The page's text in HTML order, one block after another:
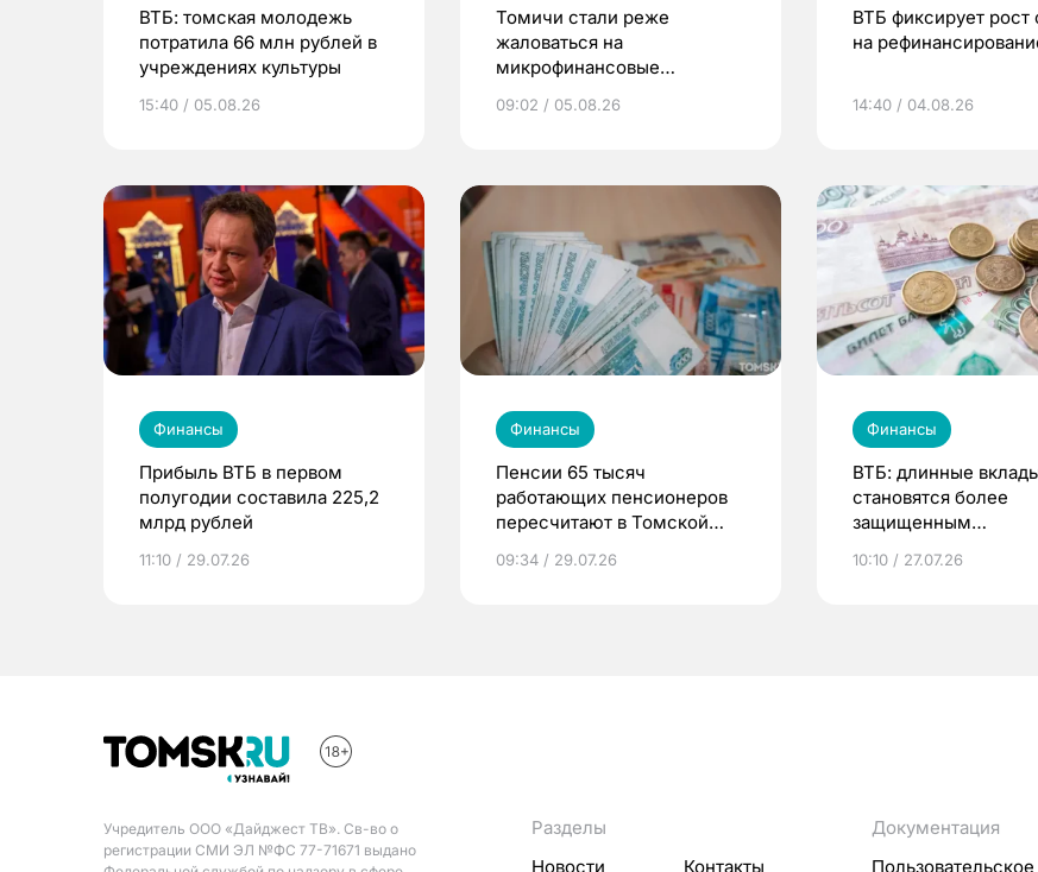
ВТБ: томская молодежь
потратила 66 млн рублей в
учреждениях культуры
15:40 / 05.08.26
Томичи стали реже
жаловаться на
микрофинансовые
09:02 / 05.08.26
ВТБ фиксирует рост
на
14:40 / 04.08.26
Финансы
Прибыль ВТБ в первом
полугодии составила 225,2
млрд рублей
11:10 / 29.07.26
Финансы
Пенсии 65 тысяч
работающих пенсионеров
пересчитают в Томской
09:34 / 29.07.26
Финансы
ВТБ: длинные
становятся более
защищенным
10:10 / 27.07.26
Учредитель ООО «Дайджест ТВ». Св-во о
регистрации СМИ ЭЛ №ФС 77-71671 выдано
Разделы
Новости
Контакты
Документация